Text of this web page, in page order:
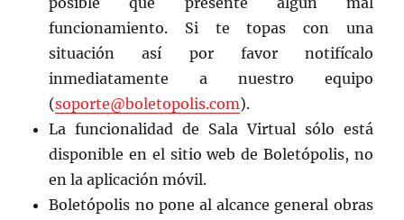
funcionamiento. Si te topas con una
situación así por favor notifícalo
inmediatamente a nuestro equipo
(soporte@boletopolis.com).
La funcionalidad de Sala Virtual sólo está
disponible en el sitio web de Boletópolis, no
en la aplicación móvil.
Boletópolis no pone al alcance general obras